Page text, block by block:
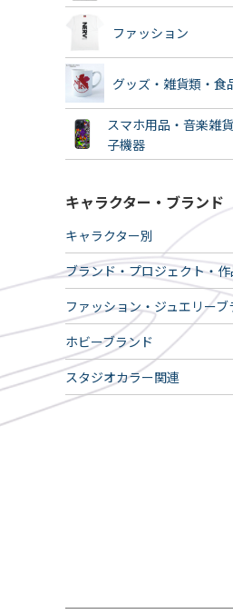
ファッション
グッズ・雑貨類・食
スマホ用品・音楽雑
子機器
キャラクター・ブランド
キャラクター別
ブランド・プロジェクト・
ファッション・ジュエリーブ
ホビーブランド
スタジオカラー関連